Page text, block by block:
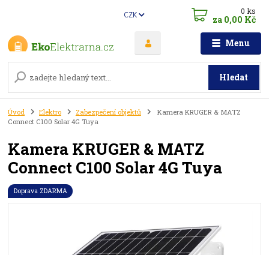
Menu
CZK
Hledat
0ks
za 0,00 Kč
Úvod Elektro Zabezpečení objektů
Kamera KRUGER & MATZ
Connect C100 Solar 4G Tuya
Kamera KRUGER & MATZ
Connect C100 Solar 4G Tuya
Doprava ZDARMA